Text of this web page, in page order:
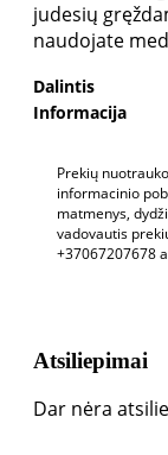
judesių
naudojate
Dalintis
Informacija
Prekių
informacinio
matmenys,
vadovautis
+37067207678
Atsiliepimai
Dar nėra